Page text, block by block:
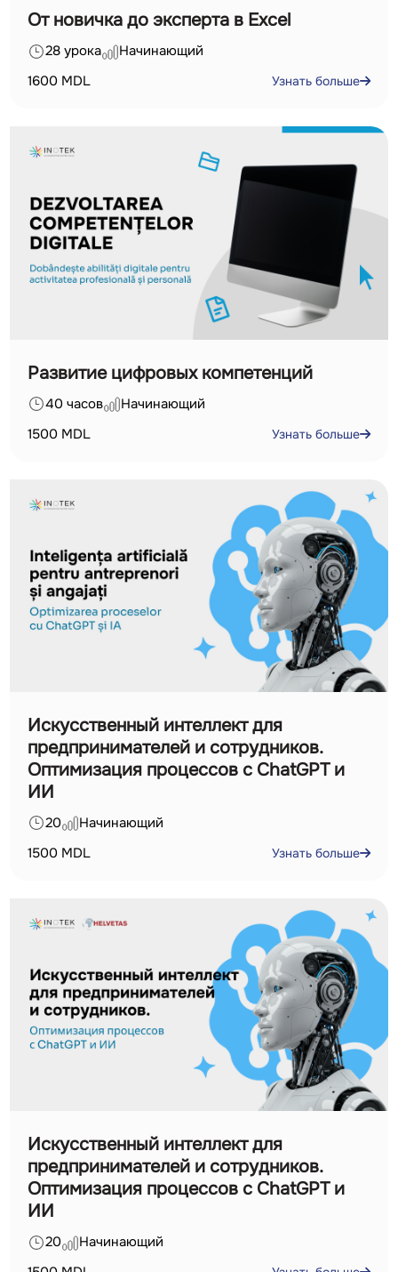
От новичка до эксперта в Excel
28 урока
Начинающий
1600 MDL Узнать больше
Развитие цифровых компетенций
40 часов
Начинающий
1500 MDL Узнать больше
Искусственный интеллект для
предпринимателей и сотрудников.
Оптимизация процессов с ChatGPT и
ИИ
20
Начинающий
1500 MDL Узнать больше
Искусственный интеллект для
предпринимателей и сотрудников.
Оптимизация процессов с ChatGPT и
ИИ
20
Начинающий